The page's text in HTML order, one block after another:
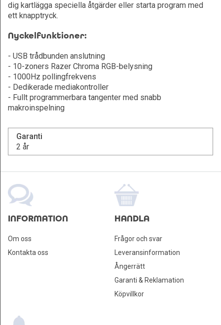
dig kartlägga speciella åtgärder eller starta program med
ett knapptryck.
Nyckelfunktioner:
- USB trådbunden anslutning
- 10-zoners Razer Chroma RGB-belysning
- 1000Hz pollingfrekvens
- Dedikerade mediakontroller
- Fullt programmerbara tangenter med snabb
makroinspelning
Garanti
2 år
INFORMATION
Om oss
Kontakta oss
HANDLA
Frågor och svar
Leveransinformation
Ångerrätt
Garanti & Reklamation
Köpvillkor